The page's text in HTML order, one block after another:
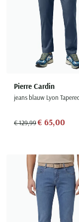
Pierre Cardin
jeans blauw Lyon
€ 129,99€ 65,00